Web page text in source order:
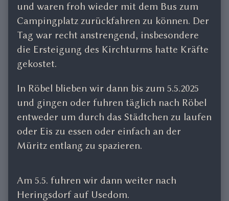
und waren froh wieder mit dem Bus zum
Campingplatz zurückfahren zu können. Der
Tag war recht anstrengend, insbesondere
die Ersteigung des Kirchturms hatte Kräfte
gekostet.
In Röbel blieben wir dann bis zum 5.5.2025
und gingen oder fuhren täglich nach Röbel
entweder um durch das Städtchen zu laufen
oder Eis zu essen oder einfach an der
Müritz entlang zu spazieren.
Am 5.5. fuhren wir dann weiter nach
Heringsdorf auf Usedom.